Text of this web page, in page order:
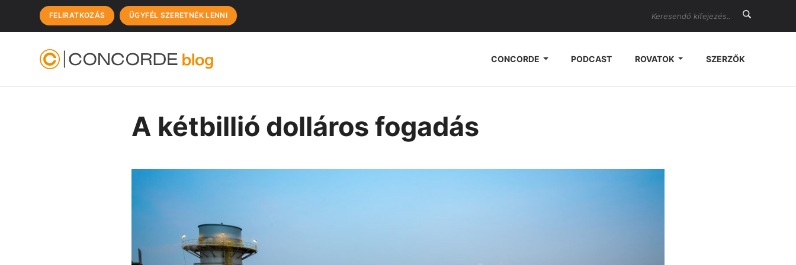
FELIRATKOZÁS ÜGYFÉL SZERETNÉK LENNI Search
CONCORDE PODCAST ROVATOK SZERZŐK
A kétbillió dolláros fogadás